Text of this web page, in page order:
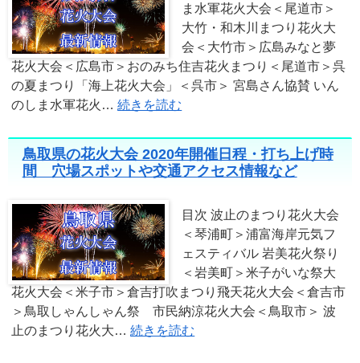
ま水軍花火大会＜尾道市＞
大竹・和木川まつり花火大
会＜大竹市＞広島みなと夢
花火大会＜広島市＞おのみち住吉花火まつり＜尾道市＞呉
の夏まつり「海上花火大会」＜呉市＞ 宮島さん協賛 いん
のしま水軍花火…続きを読む
鳥取県の花火大会 2020年開催日程・打ち上げ時
間 穴場スポットや交通アクセス情報など
目次 波止のまつり花火大会
＜琴浦町＞浦富海岸元気フ
ェスティバル 岩美花火祭り
＜岩美町＞米子がいな祭大
花火大会＜米子市＞倉吉打吹まつり飛天花火大会＜倉吉市
＞鳥取しゃんしゃん祭 市民納涼花火大会＜鳥取市＞ 波
止のまつり花火大…続きを読む